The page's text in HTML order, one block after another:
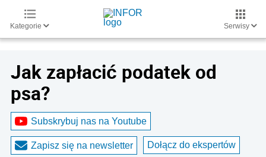
Kategorie Serwisy
Jak zapłacić podatek od
psa?
Subskrybuj nas na Youtube
Zapisz się na newsletter Dołącz do ekspertów